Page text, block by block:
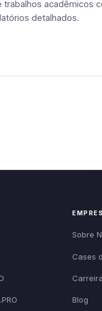
trabalhos acadêmicos
detalhados.
Sobre
Cases
Blog